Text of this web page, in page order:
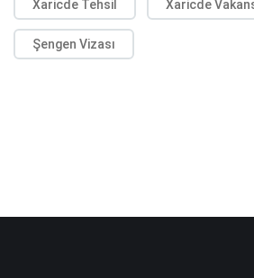
Xaricde Tehsil Xaricde
Şengen Vizası